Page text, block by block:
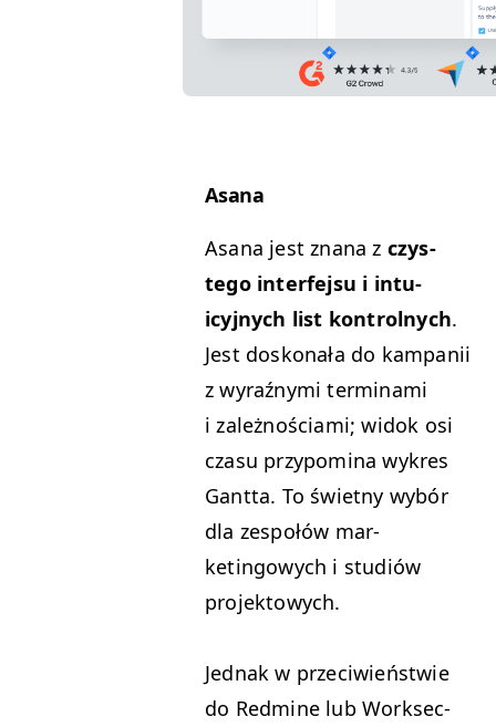
Asana
Asana jest znana z czys­
tego inter­fe­j­su i intu­
icyjnych list kon­trol­nych.
Jest doskon­ała do kam­panii
z wyraźny­mi ter­mi­na­mi
i zależnoś­ci­a­mi; widok osi
cza­su przy­pom­i­na wykres
Gant­ta. To świet­ny wybór
dla zespołów mar­
ketingowych i studiów
projektowych.
Jed­nak w prze­ci­wieńst­wie
do Red­mine lub Work­sec­